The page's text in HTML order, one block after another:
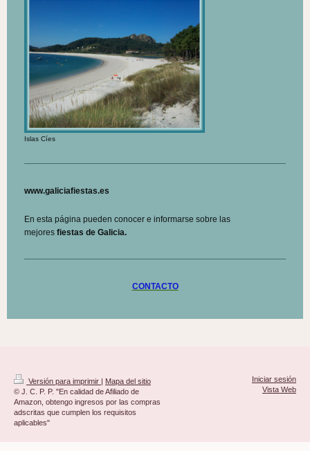
Islas Cíes
www.galiciafiestas.es
En esta página pueden conocer e informarse sobre las
mejores fiestas de Galicia.
CONTACTO
Versión para imprimir
Mapa del sitio
© J. C. P. P. "En calidad de Afiliado de
Amazon, obtengo ingresos por las compras
adscritas que cumplen los requisitos
aplicables"
Iniciar sesión
Vista Web